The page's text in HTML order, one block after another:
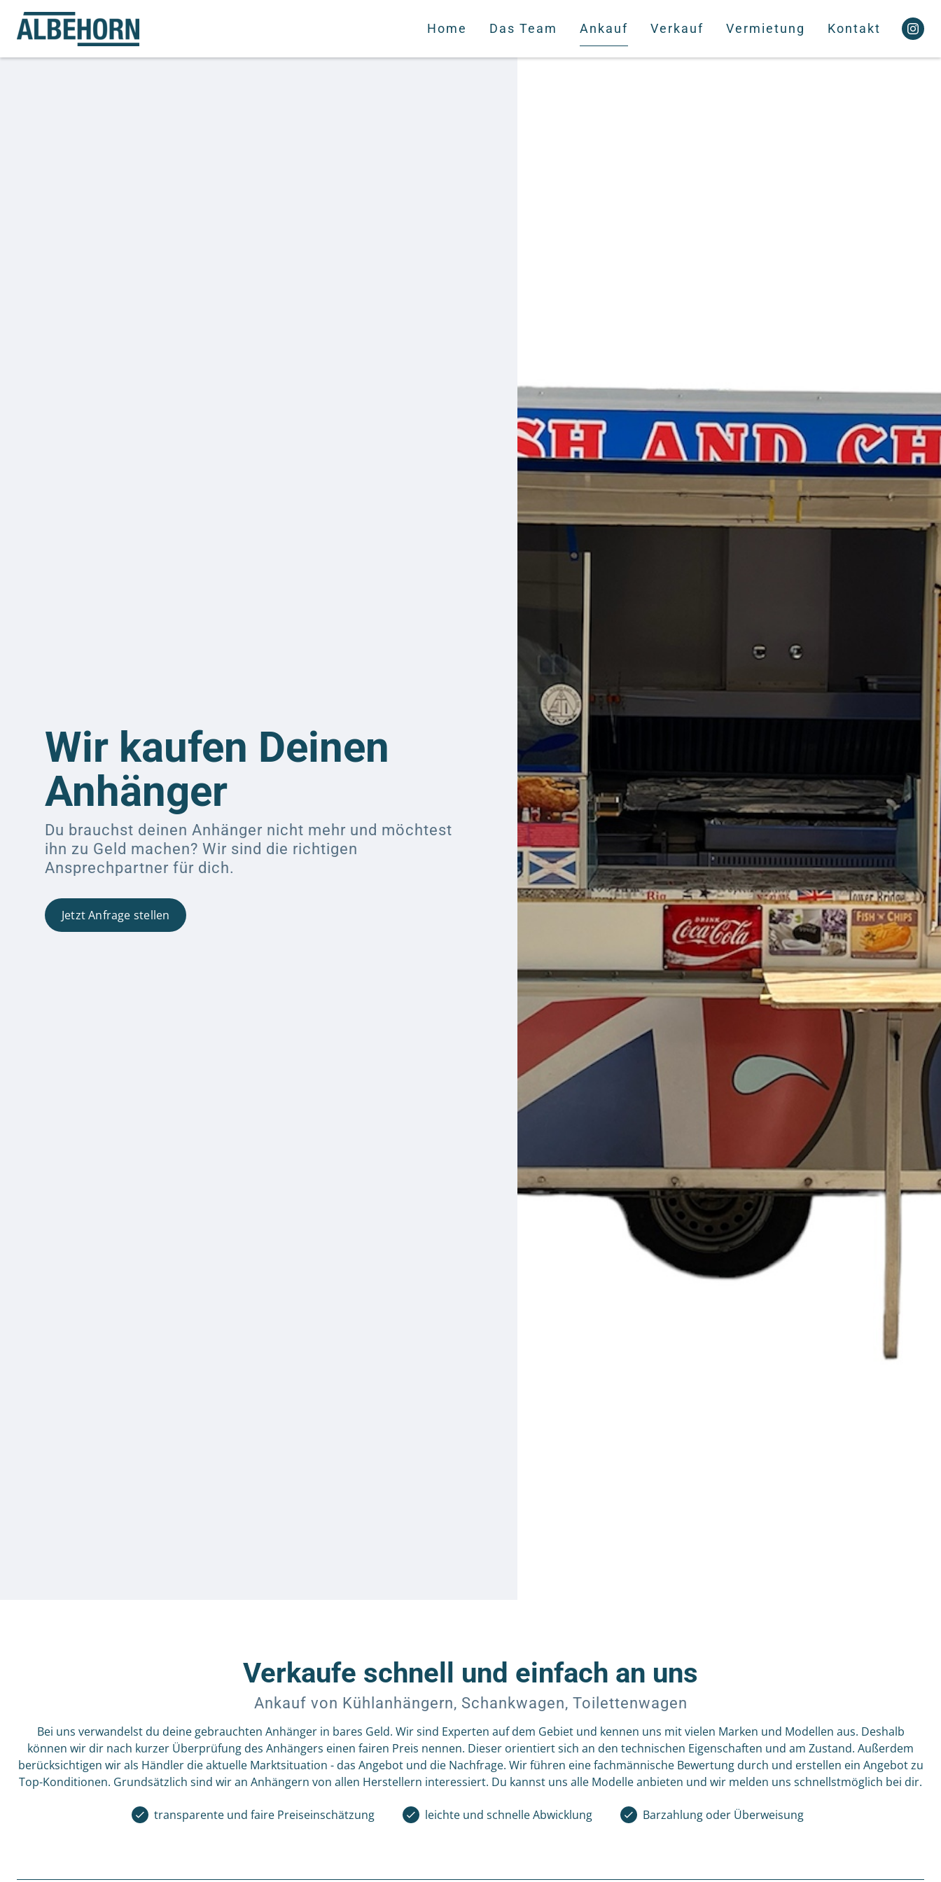
Home Das Team Ankauf Verkauf Vermietung Kontakt
Wir kaufen Deinen
Anhänger
Du brauchst deinen Anhänger nicht mehr und möchtest
ihn zu Geld machen? Wir sind die richtigen
Ansprechpartner für dich.
Jetzt Anfrage stellen
Verkaufe schnell und einfach an uns
Ankauf von Kühlanhängern, Schankwagen, Toilettenwagen
Bei uns verwandelst du deine gebrauchten Anhänger in bares Geld. Wir sind Experten auf dem Gebiet und kennen uns mit vielen Marken und Modellen aus. Deshalb
können wir dir nach kurzer Überprüfung des Anhängers einen fairen Preis nennen. Dieser orientiert sich an den technischen Eigenschaften und am Zustand. Außerdem
berücksichtigen wir als Händler die aktuelle Marktsituation - das Angebot und die Nachfrage. Wir führen eine fachmännische Bewertung durch und erstellen ein Angebot zu
Top-Konditionen. Grundsätzlich sind wir an Anhängern von allen Herstellern interessiert. Du kannst uns alle Modelle anbieten und wir melden uns schnellstmöglich bei dir.
transparente und faire Preiseinschätzung leichte und schnelle Abwicklung Barzahlung oder Überweisung